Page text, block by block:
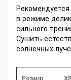
в режиме
сильного
Сушить
солнечных
Розмір